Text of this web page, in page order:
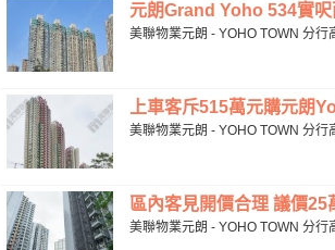
元朗Grand Yoho 534實
美聯物業元朗 - YOHO TOWN 分
上車客斥515萬元購元朗
美聯物業元朗 - YOHO TOWN 分
區內客見開價合理 議價
美聯物業元朗 - YOHO TOWN 分